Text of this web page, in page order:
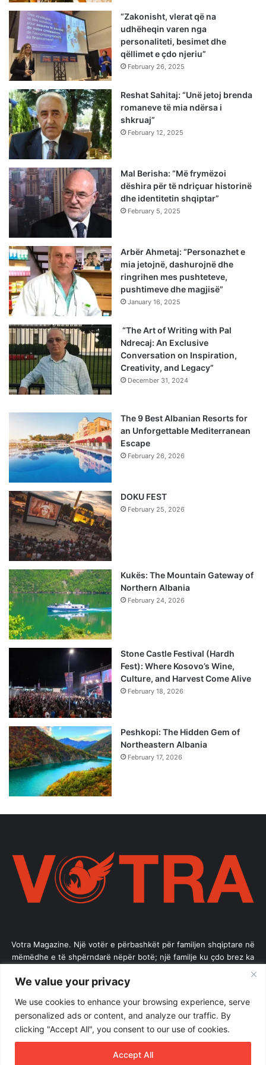
We value your privacy
We use cookies to enhance your browsing experience, serve
personalized ads or content, and analyze our traffic. By
clicking "Accept All", you consent to our use of cookies.
Accept All
“Zakonisht, vlerat që na
udhëheqin varen nga
personaliteti, besimet dhe
qëllimet e çdo njeriu”
February 26, 2025
Reshat Sahitaj: “Unë jetoj brenda
romaneve të mia ndërsa i
shkruaj”
February 12, 2025
Mal Berisha: “Më frymëzoi
dëshira për të ndriçuar historinë
dhe identitetin shqiptar”
February 5, 2025
Arbër Ahmetaj: “Personazhet e
mia jetojnë, dashurojnë dhe
ringrihen mes pushteteve,
pushtimeve dhe magjisë”
January 16, 2025
“The Art of Writing with Pal
Ndrecaj: An Exclusive
Conversation on Inspiration,
Creativity, and Legacy”
December 31, 2024
The 9 Best Albanian Resorts for
an Unforgettable Mediterranean
Escape
February 26, 2026
DOKU FEST
February 25, 2026
Kukës: The Mountain Gateway of
Northern Albania
February 24, 2026
Stone Castle Festival (Hardh
Fest): Where Kosovo’s Wine,
Culture, and Harvest Come Alive
February 18, 2026
Peshkopi: The Hidden Gem of
Northeastern Albania
February 17, 2026
Votra Magazine. Një votër e përbashkët për familjen shqiptare në
mëmëdhe e të shpërndarë nëpër botë; një familje ku çdo brez ka
Enter
your
Email